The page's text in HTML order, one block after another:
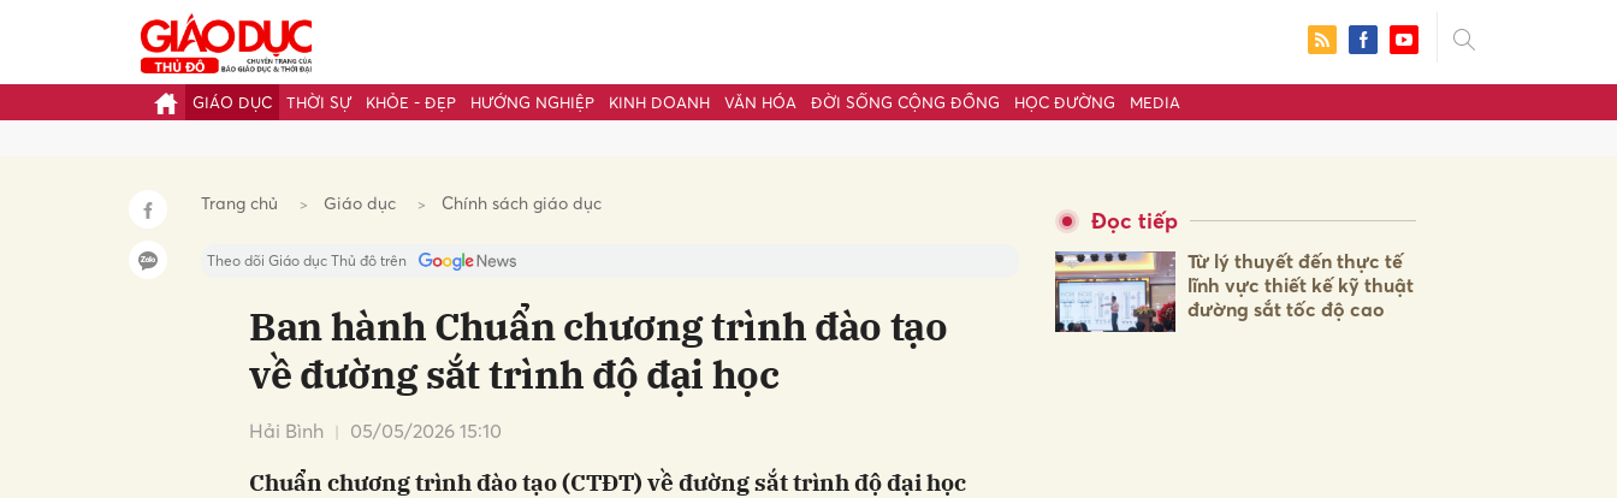
GIÁO DỤC THỜI SỰ KHỎE - ĐẸP HƯỚNG NGHIỆP KINH DOANH VĂN HÓA ĐỜI SỐNG CỘNG ĐỒNG HỌC ĐƯỜNG MEDIA
Trang chủ Giáo dục Chính sách giáo dục
Theo dõi Giáo dục Thủ đô trên
Ban hành Chuẩn chương trình đào tạo
về đường sắt trình độ đại học
Hải Bình 05/05/2026 15:10
Chuẩn chương trình đào tạo (CTĐT) về đường sắt trình độ đại học
Đọc tiếp
Từ lý thuyết đến thực tế
lĩnh vực thiết kế kỹ thuật
đường sắt tốc độ cao
Gửi bình luận